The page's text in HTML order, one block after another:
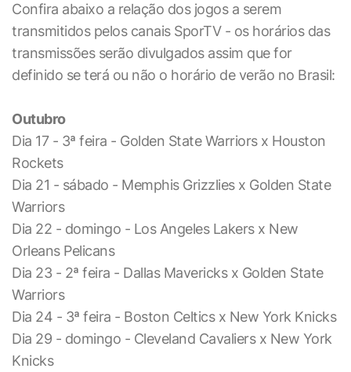
Confira abaixo a relação dos jogos a serem
transmitidos pelos canais SporTV - os horários das
transmissões serão divulgados assim que for
definido se terá ou não o horário de verão no Brasil:
Outubro
Dia 17 - 3ª feira - Golden State Warriors x Houston
Rockets
Dia 21 - sábado - Memphis Grizzlies x Golden State
Warriors
Dia 22 - domingo - Los Angeles Lakers x New
Orleans Pelicans
Dia 23 - 2ª feira - Dallas Mavericks x Golden State
Warriors
Dia 24 - 3ª feira - Boston Celtics x New York Knicks
Dia 29 - domingo - Cleveland Cavaliers x New York
Knicks